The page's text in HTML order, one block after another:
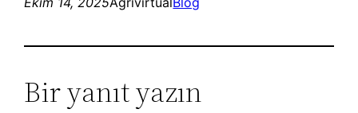
Bir yanıt yazın